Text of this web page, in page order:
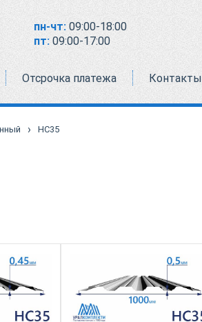
пн-чт: 09:00-18:00
пт: 09:00-17:00
Отсрочка платежа Контакты
› НС35